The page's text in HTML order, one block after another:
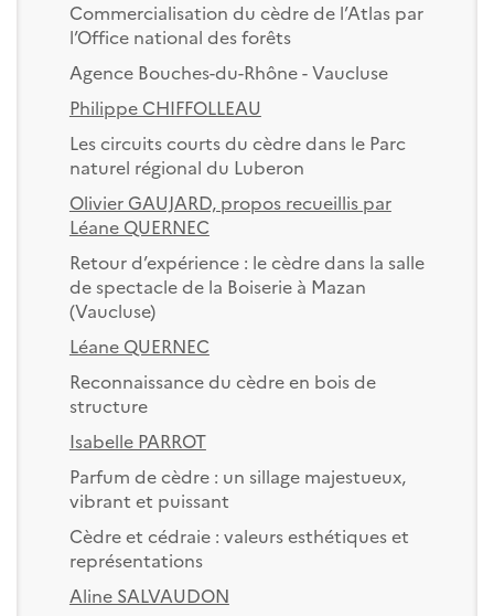
Commercialisation du cèdre de l’Atlas par
l’Office national des forêts
Agence Bouches-du-Rhône - Vaucluse
Philippe CHIFFOLLEAU
Les circuits courts du cèdre dans le Parc
naturel régional du Luberon
Olivier GAUJARD, propos recueillis par
Léane QUERNEC
Retour d’expérience : le cèdre dans la salle
de spectacle de la Boiserie à Mazan
(Vaucluse)
Léane QUERNEC
Reconnaissance du cèdre en bois de
structure
Isabelle PARROT
Parfum de cèdre : un sillage majestueux,
vibrant et puissant
Cèdre et cédraie : valeurs esthétiques et
représentations
Aline SALVAUDON